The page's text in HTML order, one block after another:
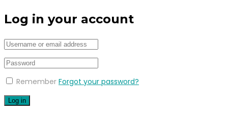
Log in your account
Remember Forgot your password?